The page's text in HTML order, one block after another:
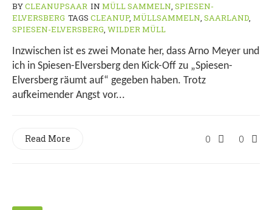
BYCLEANUPSAAR IN MÜLL SAMMELN, SPIESEN-
ELVERSBERG TAGS CLEANUP, MÜLLSAMMELN, SAARLAND,
SPIESEN-ELVERSBERG, WILDER MÜLL
Inzwischen ist es zwei Monate her, dass Arno Meyer und
ich in Spiesen-Elversberg den Kick-Off zu „Spiesen-
Elversberg räumt auf“ gegeben haben. Trotz
aufkeimender Angst vor...
0 0
Read More